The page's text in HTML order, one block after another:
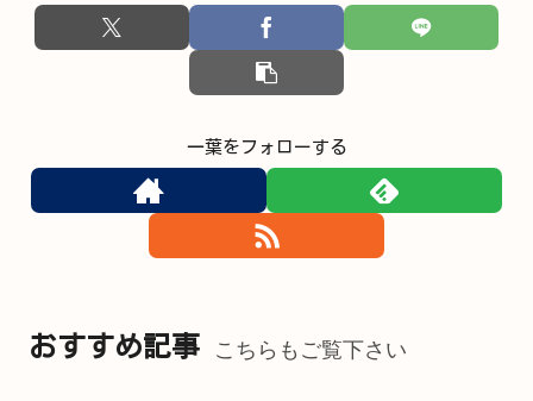
一葉をフォローする
おすすめ記事 こちらもご覧下さい